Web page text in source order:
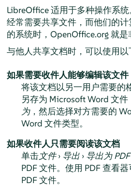
LibreOffice 适用于多种操作系
经常需要共享文件，而他们的
的系统时，OpenOffice.org 就是
与他人共享文档时，可以使用以
如果需要收件人能够编辑该文件
将该文档以另一用户需要的
另存为 Microsoft Word 文件
为，然后选择对方需要的
Word 文件类型。
如果收件人只需要阅读该文档
单击文件› 导出› 导出为 PDF
PDF 文件。使用 PDF 查看
PDF 文件。